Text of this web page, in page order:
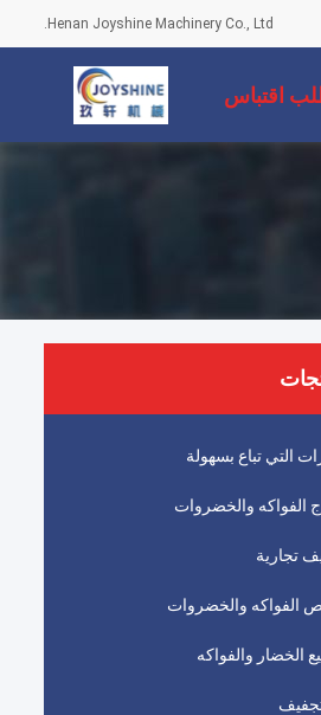
Henan Joyshine Machinery Co., Ltd.
اقتباس
التي تباع بسهولة
الفواكه والخضروات
تجارية
الفواكه والخضروات
الخضار والفواكه